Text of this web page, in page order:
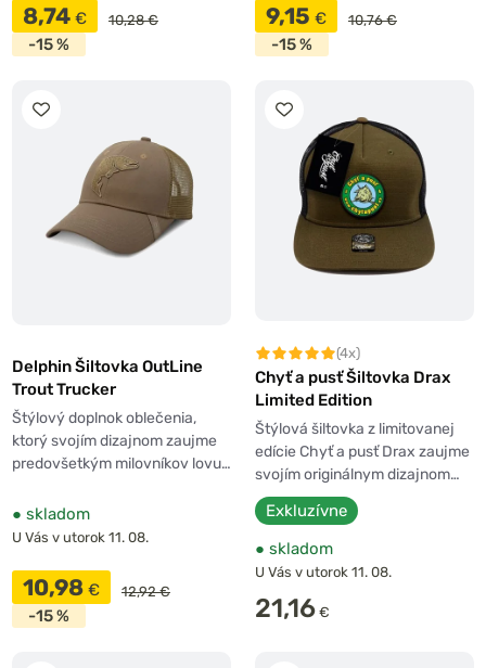
8,74 € 10,28 €
-15 %
9,15 € 10,76 €
-15 %
Delphin Šiltovka OutLine
Trout Trucker
Štýlový doplnok oblečenia,
ktorý svojím dizajnom zaujme
predovšetkým milovníkov lovu…
● skladom
U Vás v utorok 11. 08.
10,98 € 12,92 €
-15 %
(4x)
Chyť a pusť Šiltovka Drax
Limited Edition
Štýlová šiltovka z limitovanej
edície Chyť a pusť Drax zaujme
svojím originálnym dizajnom…
Exkluzívne
● skladom
U Vás v utorok 11. 08.
21,16 €